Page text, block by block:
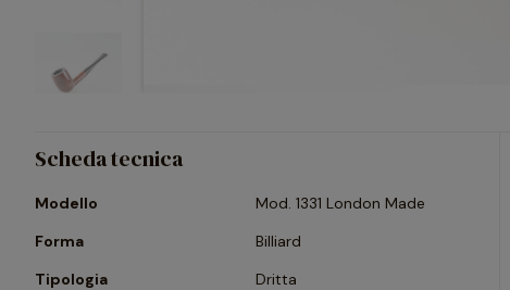
Scheda tecnica
Modello
Mod. 1331 London Made
Forma
Billiard
Tipologia
Dritta